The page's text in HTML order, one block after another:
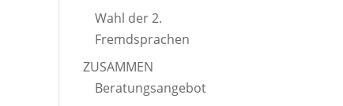
Wahl der 2.
Fremdsprachen
ZUSAMMEN
Beratungsangebot